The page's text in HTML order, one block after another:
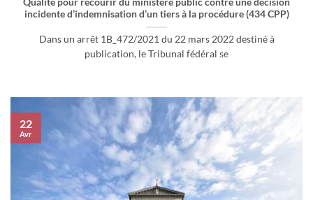
Qualité pour recourir du ministère public contre une décision
incidente d’indemnisation d’un tiers à la procédure (434 CPP)
Dans un arrêt 1B_472/2021 du 22 mars 2022 destiné à
publication, le Tribunal fédéral se
22
Avr